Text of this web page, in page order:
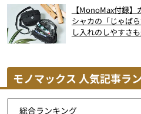
【MonoMax付録
シャカの「じゃば
し入れのしやすさ
モノマックス 人気記事ラ